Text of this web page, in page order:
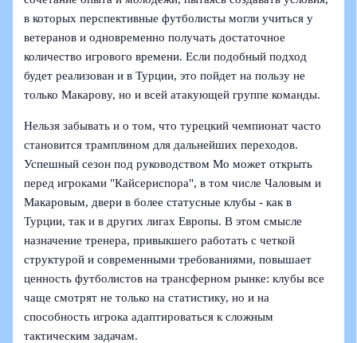
в которых перспективные футболисты могли учиться у
ветеранов и одновременно получать достаточное
количество игрового времени. Если подобный подход
будет реализован и в Турции, это пойдет на пользу не
только Макарову, но и всей атакующей группе команды.
Нельзя забывать и о том, что турецкий чемпионат часто
становится трамплином для дальнейших переходов.
Успешный сезон под руководством Мо может открыть
перед игроками "Кайсериспора", в том числе Чаловым и
Макаровым, двери в более статусные клубы - как в
Турции, так и в других лигах Европы. В этом смысле
назначение тренера, привыкшего работать с четкой
структурой и современными требованиями, повышает
ценность футболистов на трансферном рынке: клубы все
чаще смотрят не только на статистику, но и на
способность игрока адаптироваться к сложным
тактическим задачам.